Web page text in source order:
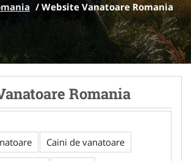
/ Website Vanatoare Romania
Romania
Caini de vanatoare